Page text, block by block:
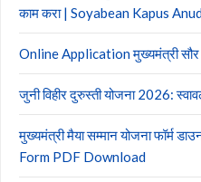
काम करा | Soyabean Kapus
Online Application मुख्यमंत्री सौर
जुनी विहीर दुरुस्ती योजना 2026:
मुख्यमंत्री मैया सम्मान योजना फॉर्म
Form PDF Download